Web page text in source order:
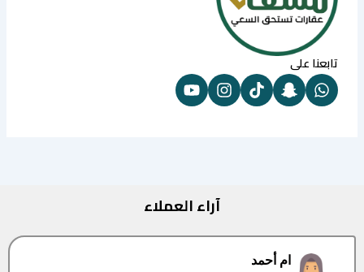
تابعنا على
آراء العملاء
البتول